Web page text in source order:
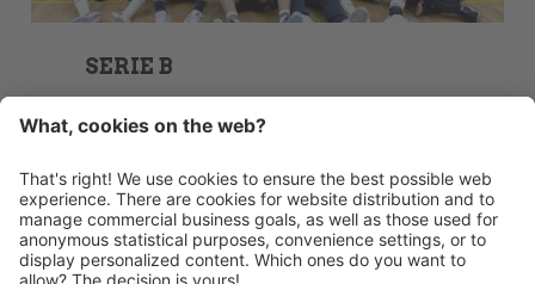
SERIE B
Calendario e classifica
HANDBALL MERAN ALPERIA
Via Lido 4
I-39012 Merano